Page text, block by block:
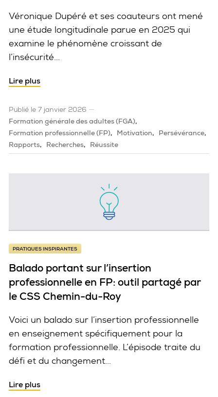
Véronique Dupéré et ses coauteurs ont mené
une étude longitudinale parue en 2025 qui
examine le phénomène croissant de
l’insécurité...
Lire plus
Publié le 7 janvier 2026
Formation générale des adultes (FGA)
Formation professionnelle (FP)
Motivation
Persévérance
Rapports
Recherches Réussite
Balado portant sur l’insertion
professionnelle en FP: outil partagé par
le CSS Chemin-du-Roy
PRATIQUES INSPIRANTES
Voici un balado sur l’insertion professionnelle
en enseignement spécifiquement pour la
formation professionnelle. L’épisode traite du
défi et du changement...
Lire plus